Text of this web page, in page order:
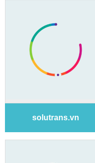
solutrans.vn